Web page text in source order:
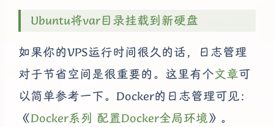
Ubuntu将var目录挂载到新硬盘
如果你的VPS运行时间很久的话，日志管理
对于节省空间是很重要的。这里有个文章可
以简单参考一下。Docker的日志管理可见：
《Docker系列 配置Docker全局环境》。